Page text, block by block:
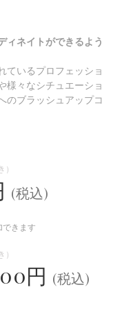
ィネイトができるよう
ているプロフェッショ
様々なシチュエーショ
のブラッシュアップコ
(税込)
できます
円 (税込)